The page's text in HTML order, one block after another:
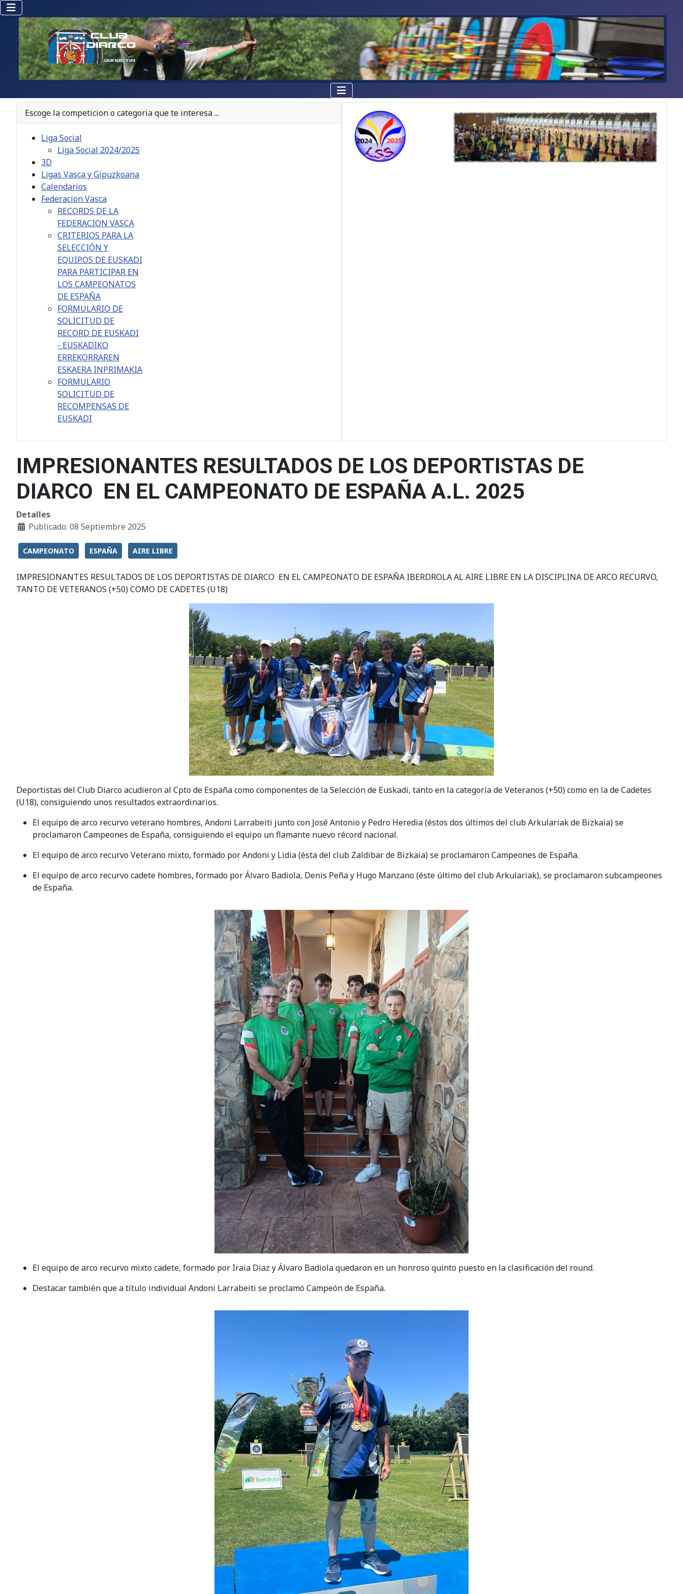
Escoge la competicion o categoria que te interesa ...
Liga Social
Liga Social 2024/2025
3D
Ligas Vasca y Gipuzkoana
Calendarios
Federacion Vasca
RECORDS DE LA
FEDERACION VASCA
CRITERIOS PARA LA
SELECCIÓN Y
EQUIPOS DE EUSKADI
PARA PARTICIPAR EN
LOS CAMPEONATOS
DE ESPAÑA
FORMULARIO DE
SOLICITUD DE
RECORD DE EUSKADI
- EUSKADIKO
ERREKORRAREN
ESKAERA INPRIMAKIA
FORMULARIO
SOLICITUD DE
RECOMPENSAS DE
EUSKADI
IMPRESIONANTES RESULTADOS DE LOS DEPORTISTAS DE
DIARCO EN EL CAMPEONATO DE ESPAÑA A.L. 2025
Detalles
Publicado: 08 Septiembre 2025
CAMPEONATO ESPAÑA AIRE LIBRE
IMPRESIONANTES RESULTADOS DE LOS DEPORTISTAS DE DIARCO EN EL CAMPEONATO DE ESPAÑA IBERDROLA AL AIRE LIBRE EN LA DISCIPLINA DE ARCO RECURVO,
TANTO DE VETERANOS (+50) COMO DE CADETES (U18)
Deportistas del Club Diarco acudieron al Cpto de España como componentes de la Selección de Euskadi, tanto en la categoría de Veteranos (+50) como en la de Cadetes
(U18), consiguiendo unos resultados extraordinarios.
El equipo de arco recurvo veterano hombres, Andoni Larrabeiti junto con José Antonio y Pedro Heredia (éstos dos últimos del club Arkulariak de Bizkaia) se
proclamaron Campeones de España, consiguiendo el equipo un flamante nuevo récord nacional.
El equipo de arco recurvo Veterano mixto, formado por Andoni y Lidia (ésta del club Zaldibar de Bizkaia) se proclamaron Campeones de España.
El equipo de arco recurvo cadete hombres, formado por Álvaro Badiola, Denis Peña y Hugo Manzano (éste último del club Arkulariak), se proclamaron subcampeones
de España.
El equipo de arco recurvo mixto cadete, formado por Iraia Diaz y Álvaro Badiola quedaron en un honroso quinto puesto en la clasificación del round.
Destacar también que a título individual Andoni Larrabeiti se proclamó Campeón de España.